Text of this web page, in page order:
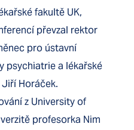
fakultě UK,
převzal rektor
pro ústavní
psychiatrie a lékařské
Horáček.
z University of
profesorka Nim